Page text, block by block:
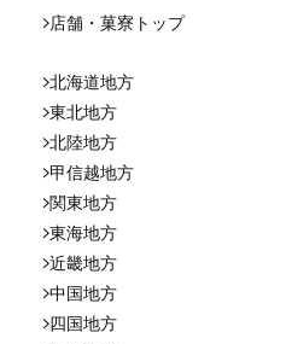
店舗・菓寮 トップ
北海道地方
東北地方
北陸地方
甲信越地方
関東地方
東海地方
近畿地方
中国地方
四国地方